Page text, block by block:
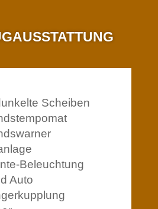
Scheiben
Beleuchtung
Auto